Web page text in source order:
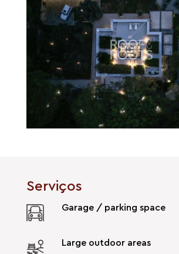
Serviços
Garage / parking space
Large outdoor areas